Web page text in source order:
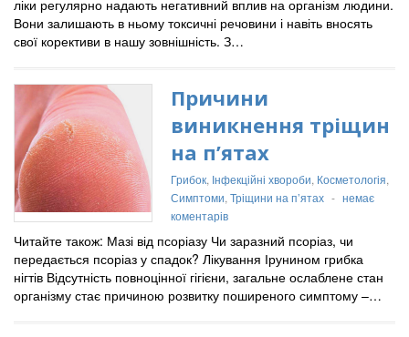
ліки регулярно надають негативний вплив на організм людини.
Вони залишають в ньому токсичні речовини і навіть вносять
свої корективи в нашу зовнішність. З…
Причини
виникнення тріщин
на п’ятах
Грибок, Інфекційні хвороби, Косметологія,
Симптоми, Тріщини на п’ятах - немає
коментарів
Читайте також: Мазі від псоріазу Чи заразний псоріаз, чи
передається псоріаз у спадок? Лікування Ірунином грибка
нігтів Відсутність повноцінної гігієни, загальне ослаблене стан
організму стає причиною розвитку поширеного симптому –…